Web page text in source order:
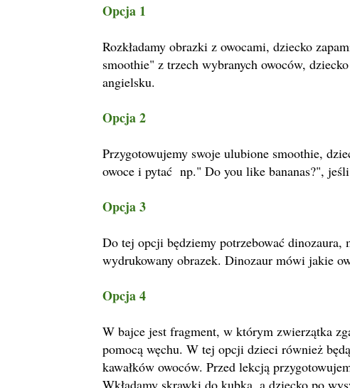
Opcja 1
Rozkładamy obrazki z owocami, dziecko
smoothie" z trzech wybranych owoców,
angielsku.
Opcja 2
Przygotowujemy swoje ulubione smoothie,
owoce i pytać np." Do you like bananas?",
Opcja 3
Do tej opcji będziemy potrzebować
wydrukowany obrazek. Dinozaur mówi jakie
Opcja 4
W bajce jest fragment, w którym zwierzątka
pomocą węchu. W tej opcji dzieci również
kawałków owoców. Przed lekcją
Wkładamy skrawki do kubka, a dziecko po